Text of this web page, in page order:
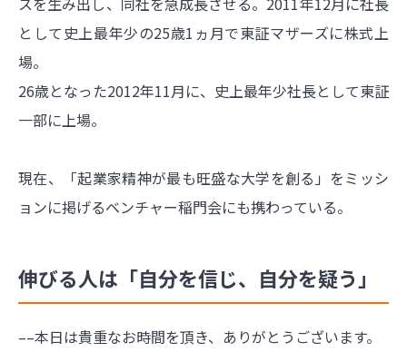
として史上最年少の25歳1ヵ月で東証マザーズに株式上
場。
26歳となった2012年11月に、史上最年少社長として東証
一部に上場。
現在、「起業家精神が最も旺盛な大学を創る」をミッシ
ョンに掲げるベンチャー稲門会にも携わっている。
伸びる人は「自分を信じ、自分を疑う」
––本日は貴重なお時間を頂き、ありがとうございます。